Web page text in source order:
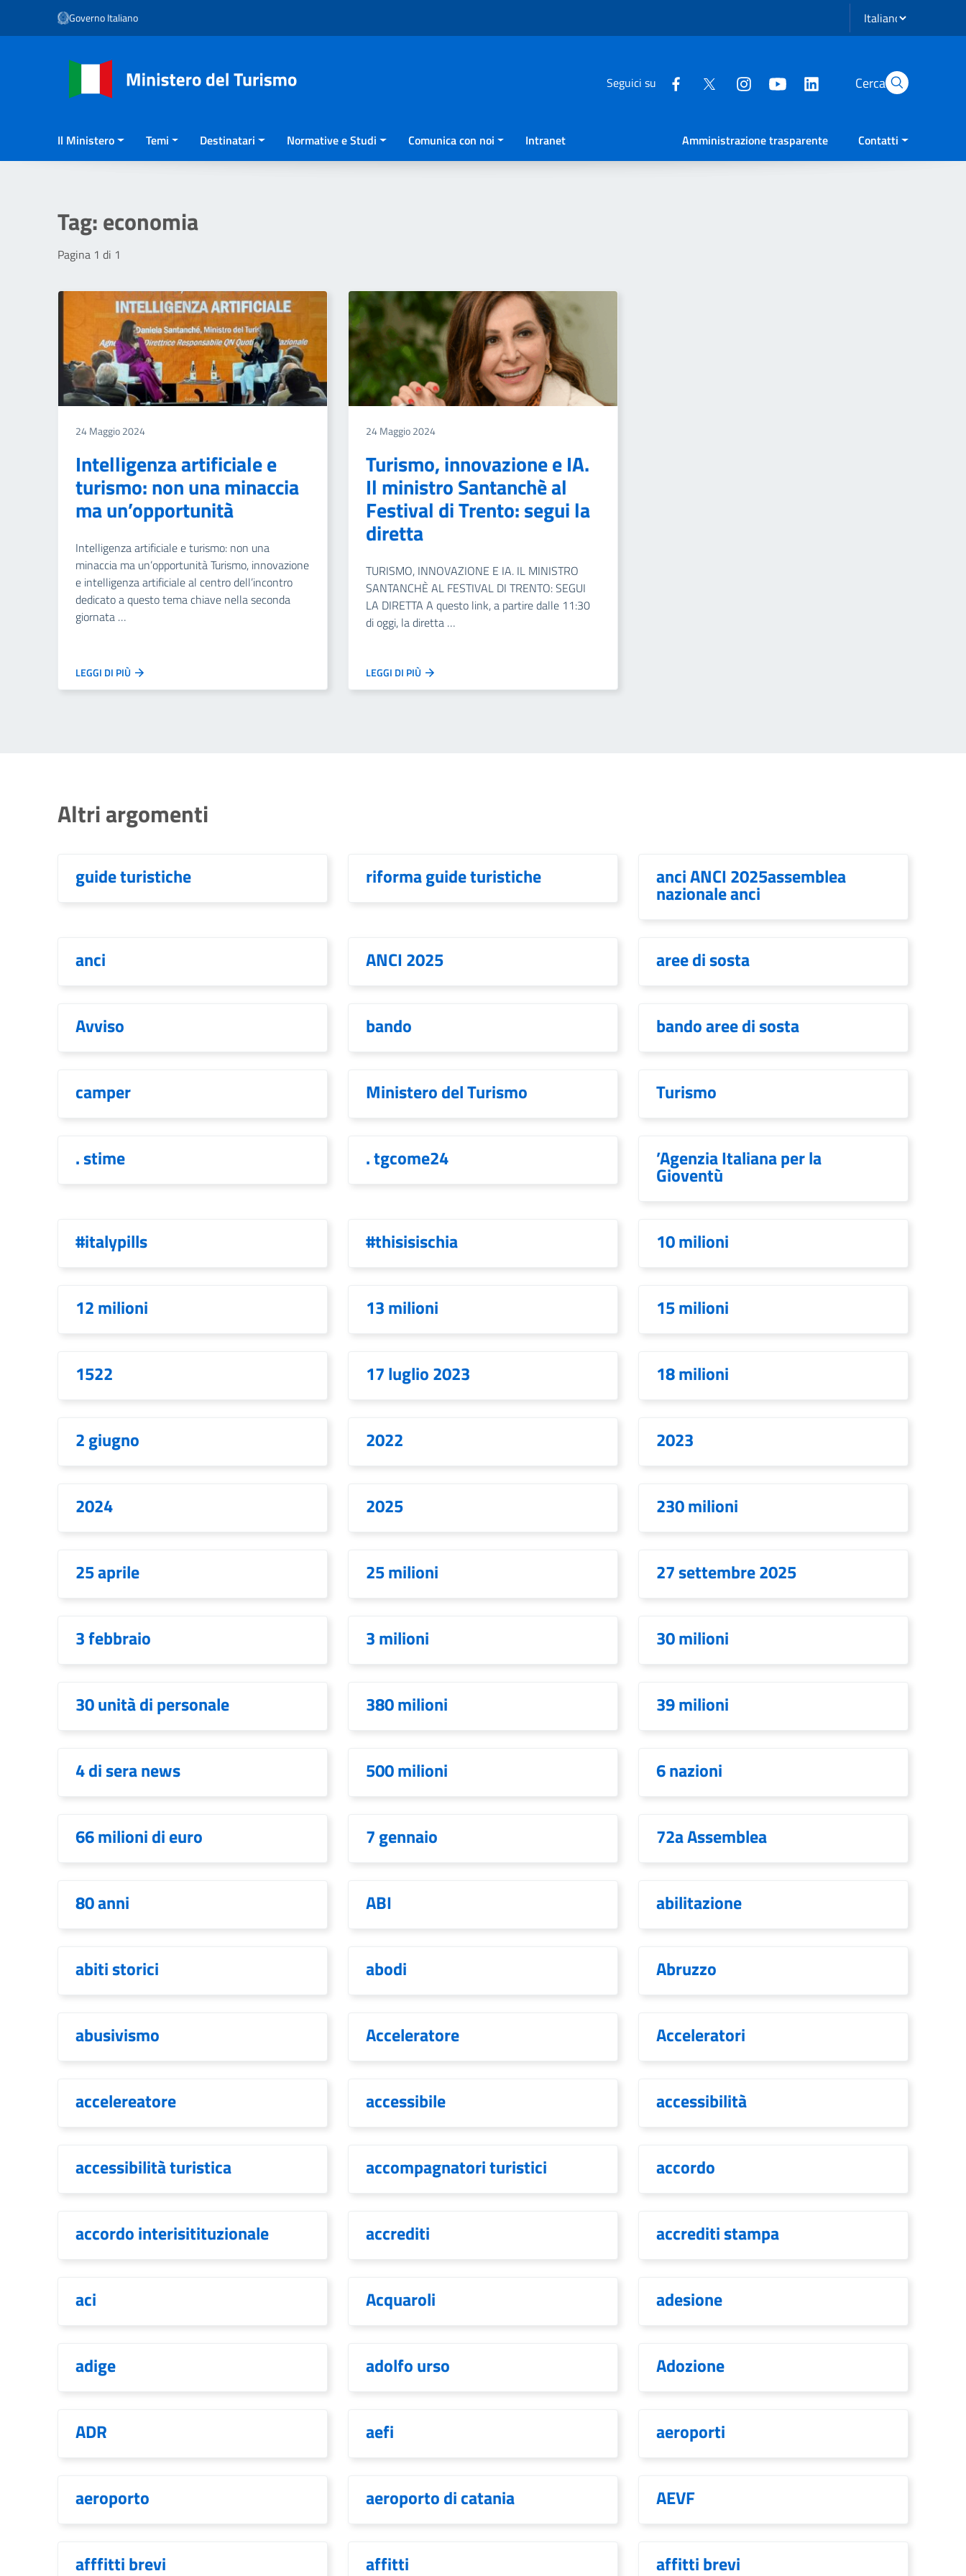
Vai ai contenuti
Vai al menu di navigazione
Governo Italiano Seleziona lingua
Seguici su Cerca
Il Ministero Temi Destinatari Normative e Studi Comunica con noi Intranet Amministrazione trasparente Contatti
Tag:economia
Pagina 1 di 1
24 Maggio 2024
Intelligenza artificiale e
turismo: non una minaccia
ma un’opportunità
Intelligenza artificiale e turismo: non una
minaccia ma un’opportunità Turismo, innovazione
e intelligenza artificiale al centro dell’incontro
dedicato a questo tema chiave nella seconda
giornata …
LEGGI DI PIÙ
24 Maggio 2024
Turismo, innovazione e IA.
Il ministro Santanchè al
Festival di Trento: segui la
diretta
TURISMO, INNOVAZIONE E IA. IL MINISTRO
SANTANCHÈ AL FESTIVAL DI TRENTO: SEGUI
LA DIRETTA A questo link, a partire dalle 11:30
di oggi, la diretta …
LEGGI DI PIÙ
Altri argomenti
guide turistiche riforma guide turistiche anci ANCI 2025assemblea
nazionale anci
anci ANCI 2025 aree di sosta
Avviso bando bando aree di sosta
camper Ministero del Turismo Turismo
. stime . tgcome24 ’Agenzia Italiana per la
Gioventù
#italypills #thisisischia 10 milioni
12 milioni 13 milioni 15 milioni
1522 17 luglio 2023 18 milioni
2 giugno 2022 2023
2024 2025 230 milioni
25 aprile 25 milioni 27 settembre 2025
3 febbraio 3 milioni 30 milioni
30 unità di personale 380 milioni 39 milioni
4 di sera news 500 milioni 6 nazioni
66 milioni di euro 7 gennaio 72a Assemblea
80 anni ABI abilitazione
abiti storici abodi Abruzzo
abusivismo Acceleratore Acceleratori
accelereatore accessibile accessibilità
accessibilità turistica accompagnatori turistici accordo
accordo interisitituzionale accrediti accrediti stampa
aci Acquaroli adesione
adige adolfo urso Adozione
ADR aefi aeroporti
aeroporto aeroporto di catania AEVF
afffitti brevi affitti affitti brevi